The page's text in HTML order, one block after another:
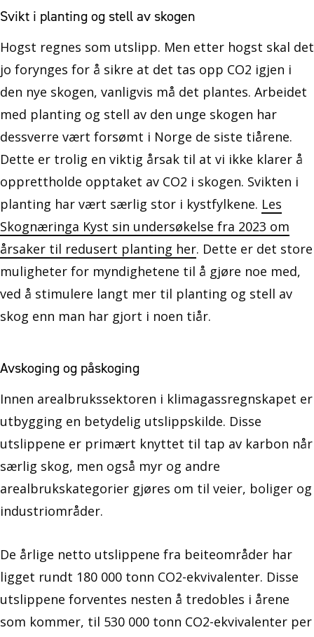
Svikt i planting og stell av skogen
Hogst regnes som utslipp. Men etter hogst skal det
jo forynges for å sikre at det tas opp CO2 igjen i
den nye skogen, vanligvis må det plantes. Arbeidet
med planting og stell av den unge skogen har
dessverre vært forsømt i Norge de siste tiårene.
Dette er trolig en viktig årsak til at vi ikke klarer å
opprettholde opptaket av CO2 i skogen. Svikten i
planting har vært særlig stor i kystfylkene. Les
Skognæringa Kyst sin undersøkelse fra 2023 om
årsaker til redusert planting her. Dette er det store
muligheter for myndighetene til å gjøre noe med,
ved å stimulere langt mer til planting og stell av
skog enn man har gjort i noen tiår.
Avskoging og påskoging
Innen arealbrukssektoren i klimagassregnskapet er
utbygging en betydelig utslippskilde. Disse
utslippene er primært knyttet til tap av karbon når
særlig skog, men også myr og andre
arealbrukskategorier gjøres om til veier, boliger og
industriområder.
De årlige netto utslippene fra beiteområder har
ligget rundt 180 000 tonn CO2-ekvivalenter. Disse
utslippene forventes nesten å tredobles i årene
som kommer, til 530 000 tonn CO2-ekvivalenter per